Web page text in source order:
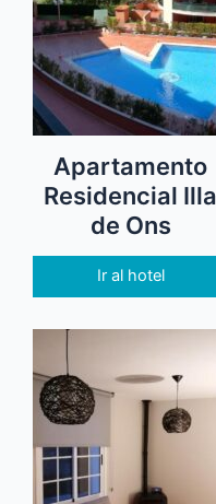
Apartamento
Residencial Illa
de Ons
Ir al hotel